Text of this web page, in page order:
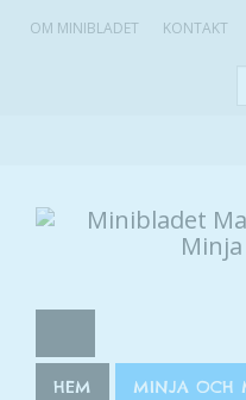
OM MINIBLADET KONTAKT
HEM MINJA OCH